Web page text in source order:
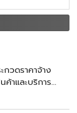
กวดราคาจ้าง
าและบริการ
า OTOP สุด
เล็กทรอนิกส์